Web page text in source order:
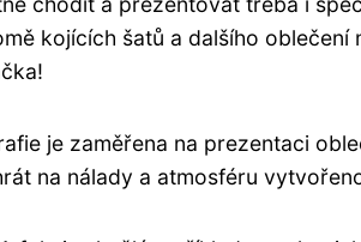
kojících šatů a dalšího
je zaměřena na prezentaci
na nálady a atmosféru